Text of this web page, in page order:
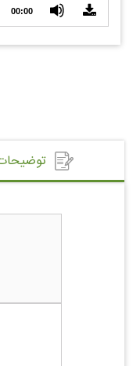
Audio
Player
00:00